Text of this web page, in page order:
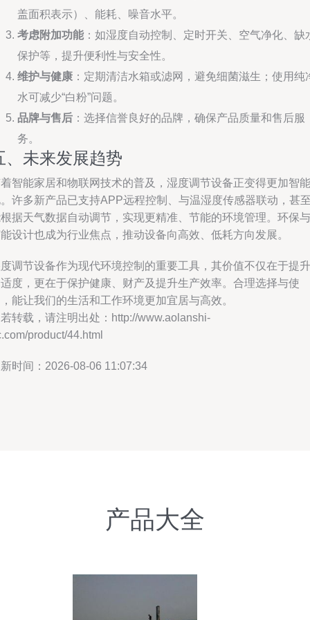
盖面积表示）、能耗、噪音水平。
考虑附加功能：如湿度自动控制、定时开关、空气净化、缺
保护等，提升便利性与安全性。
维护与健康 ：定期清洁水箱或滤网，避免细菌滋生；使用纯
水可减少“白粉”问题。
品牌与售后 ：选择信誉良好的品牌，确保产品质量和售后服
务。
、未来发展趋势
智能家居和物联网技术的普及，湿度调节设备正变得更加智能
许多新产品已支持APP远程控制、与温湿度传感器联动，甚
据天气数据自动调节，实现更精准、节能的环境管理。环保与
设计也成为行业焦点，推动设备向高效、低耗方向发展。
调节设备作为现代环境控制的重要工具，其价值不仅在于提升
度，更在于保护健康、财产及提升生产效率。合理选择与使
能让我们的生活和工作环境更加宜居与高效。
转载，请注明出处：http://www.aolanshi-
product/44.html
时间：2026-08-06 11:07:34
产品大全